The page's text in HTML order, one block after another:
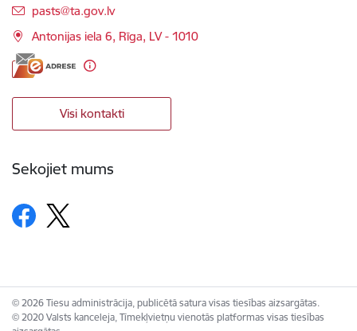
E-pasts:
pasts@ta.gov.lv
Antonijas iela 6, Rīga, LV - 1010
Visi kontakti
Sekojiet mums
© 2026 Tiesu administrācija, publicētā satura visas tiesības aizsargātas.
© 2020 Valsts kanceleja, Tīmekļvietņu vienotās platformas visas tiesības